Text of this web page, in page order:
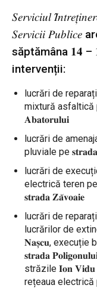
𝑆𝑒𝑟𝑣𝑖𝑐𝑖𝑢𝑙
𝑆𝑒𝑟𝑣𝑖𝑐𝑖𝑖
săptămâna 𝟏𝟒 –
intervenții:
lucrări de
mixtură asfaltică
𝐀𝐛𝐚𝐭𝐨𝐫𝐮𝐥𝐮𝐢
lucrări de
pluviale pe
lucrări de
electrică teren
𝐬𝐭𝐫𝐚𝐝𝐚 𝐙𝐚̆𝐯𝐨𝐚𝐢𝐞
lucrări de
lucrărilor de
𝐍𝐚𝐬̦𝐜𝐮, execuție
𝐬𝐭𝐫𝐚𝐝𝐚
străzile 𝐈𝐨𝐧 𝐕𝐢𝐝𝐮
rețeaua electrică